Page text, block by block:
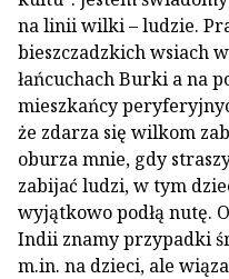
na linii wilki – ludzie.
bieszczadzkich wsiach
łańcuchach Burki a na
mieszkańcy
że zdarza się wilkom
oburza mnie, gdy
zabijać ludzi, w tym
wyjątkowo podłą nutę.
Indii znamy przypadki
m.in. na dzieci, ale